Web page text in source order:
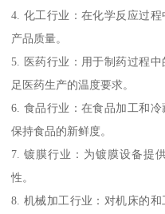
4. 化工行业：在化学反应过
产品质量。
5. 医药行业：用于制药过程
足医药生产的温度要求。
6. 食品行业：在食品加工和
保持食品的新鲜度。
7. 镀膜行业：为镀膜设备提
性。
8. 机械加工行业：对机床的